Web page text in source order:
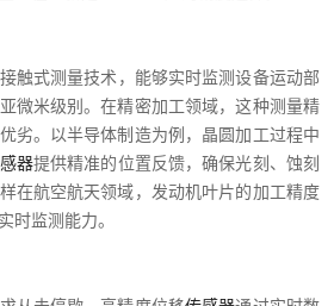
触式测量技术，能够实时监测设备运动部
微米级别。在精密加工领域，这种测量精
劣。以半导体制造为例，晶圆加工过程中
器提供精准的位置反馈，确保光刻、蚀刻
在航空航天领域，发动机叶片的加工精度
时监测能力。